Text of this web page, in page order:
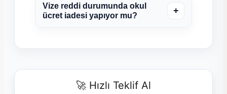
Vize reddi durumunda okul
ücret iadesi yapıyor mu?
+
🚀 Hızlı Teklif Al